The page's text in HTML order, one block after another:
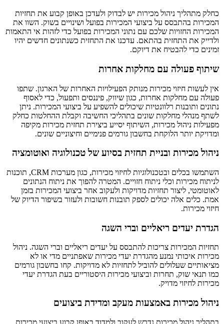
כחלק מתהליך ניהול מכירות יש לבדוק ולעדכן באופן קבוע את תחזיות
המכירות בהתבסס על ביצועי המכירות בפועל ושינויים בשוק. השוו את
המכירות החזויות שלכם עם נתוני המכירות בפועל כדי לזהות אי התאמות
ולדייק את התחזית בהתאם. עדכנו את התחזית כשנתונים חדשים יהיו
זמינים כדי להבטיח את דיוקם.
שיתוף פעולה עם מחלקות אחרות
אין לעשות חיזוי מכירות מנותק הפעילויות האחרות של הארגון. שתפו
פעולה עם מחלקות אחרות, כגון שיווק, פיננסים ותפעול, כדי לאסוף
נתונים ותובנות רלוונטיות שיכולים להשפיע על ביצועי המכירות. ניתן
לשתף מנהלי מחלקות שונים בתהליכי החשיבה וקבלת ההחלטות כחלק
מפעילות ניהול מכירות, השיתוף יסייע ביצירת תחזית מכירות מקיפה
ומדויקת יותר הלוקחת בחשבון גורמים פנימיים וחיצוניים שונים.
ניהול מכירות ובניית תחזית בסיוע של טכנולוגיה ואוטומציה
השתמשו בכלים ובטכנולוגיות לחיזוי מכירות, כגון מערכות CRM, תוכנות
לניתוח מכירות וכלי ניתוח חזויים. המטרה להפוך את ניתוח הנתונים
לאוטומטי, ליצור תחזיות מדויקות ולעקוב אחר ביצועי המכירות בזמן
אמת. כלים אלה יכולים לספק תובנות חשובות ולעזור בשיפור הדיוק של
חיזוי מכירות.
הגדרת יעדים ריאליים וברי השגה
תחזיות המכירות צריכות להתבסס על יעדים ריאליים וברי השגה. ניהול
מכירות איכותי נמנע מהגדרת יעדי מכירות שאפתניים מדי או לא
מציאותיים שעלולים להוביל לתחזיות לא מדויקות. קחו בחשבון גורמים
כמו תנאי שוק, תחרות וביצועי מכירות היסטוריים בעת הגדרת יעדי
מכירות לחיזוי מדויק.
ניהול מכירות באמצעות מעקב ומדידת ביצועים
בתהליך ניהול מכירות נדרש לעקוב ולמדוד באופן קבוע ביצועי מכירות